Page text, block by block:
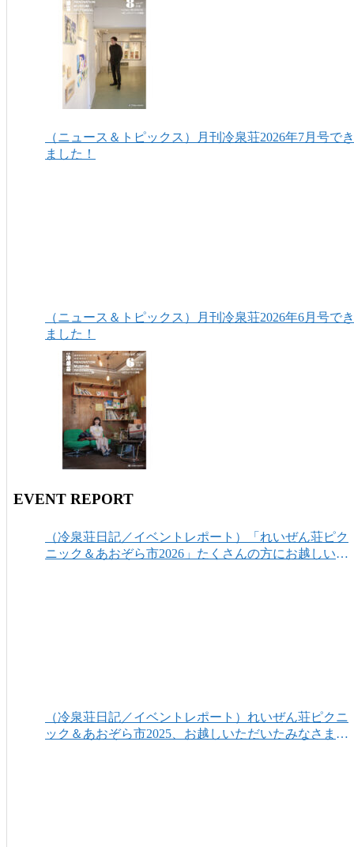
（ニュース＆トピックス）月刊冷泉荘2026年7月号でき
ました！
（ニュース＆トピックス）月刊冷泉荘2026年6月号でき
ました！
EVENT REPORT
（冷泉荘日記／イベントレポート）「れいぜん荘ピク
ニック＆あおぞら市2026」たくさんの方にお越しいた
（冷泉荘日記／イベントレポート）れいぜん荘ピクニ
ック＆あおぞら市2025、お越しいただいたみなさまあ